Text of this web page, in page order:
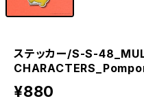
ステッカー/S-S-
¥880